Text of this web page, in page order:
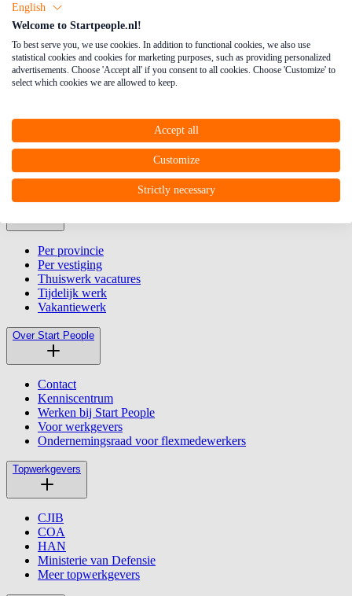
Facebook
Werkzoekende
MijnStartPeople
Opleidingen en training
Vacatures
Werken via Start People
Vacatures
Per provincie
Per vestiging
Thuiswerk vacatures
Tijdelijk werk
Vakantiewerk
Over Start People
Contact
Kenniscentrum
Werken bij Start People
Voor werkgevers
Ondernemingsraad voor flexmedewerkers
Topwerkgevers
CJIB
COA
HAN
Ministerie van Defensie
Meer topwerkgevers
English
Welcome to Startpeople.nl!
To best serve you, we use cookies. In addition to functional cookies, we also use
statistical cookies and cookies for marketing purposes, such as providing personalized
advertisements. Choose 'Accept all' if you consent to all cookies. Choose 'Customize' to
select which cookies we are allowed to keep.
Accept all
Customize
Strictly necessary